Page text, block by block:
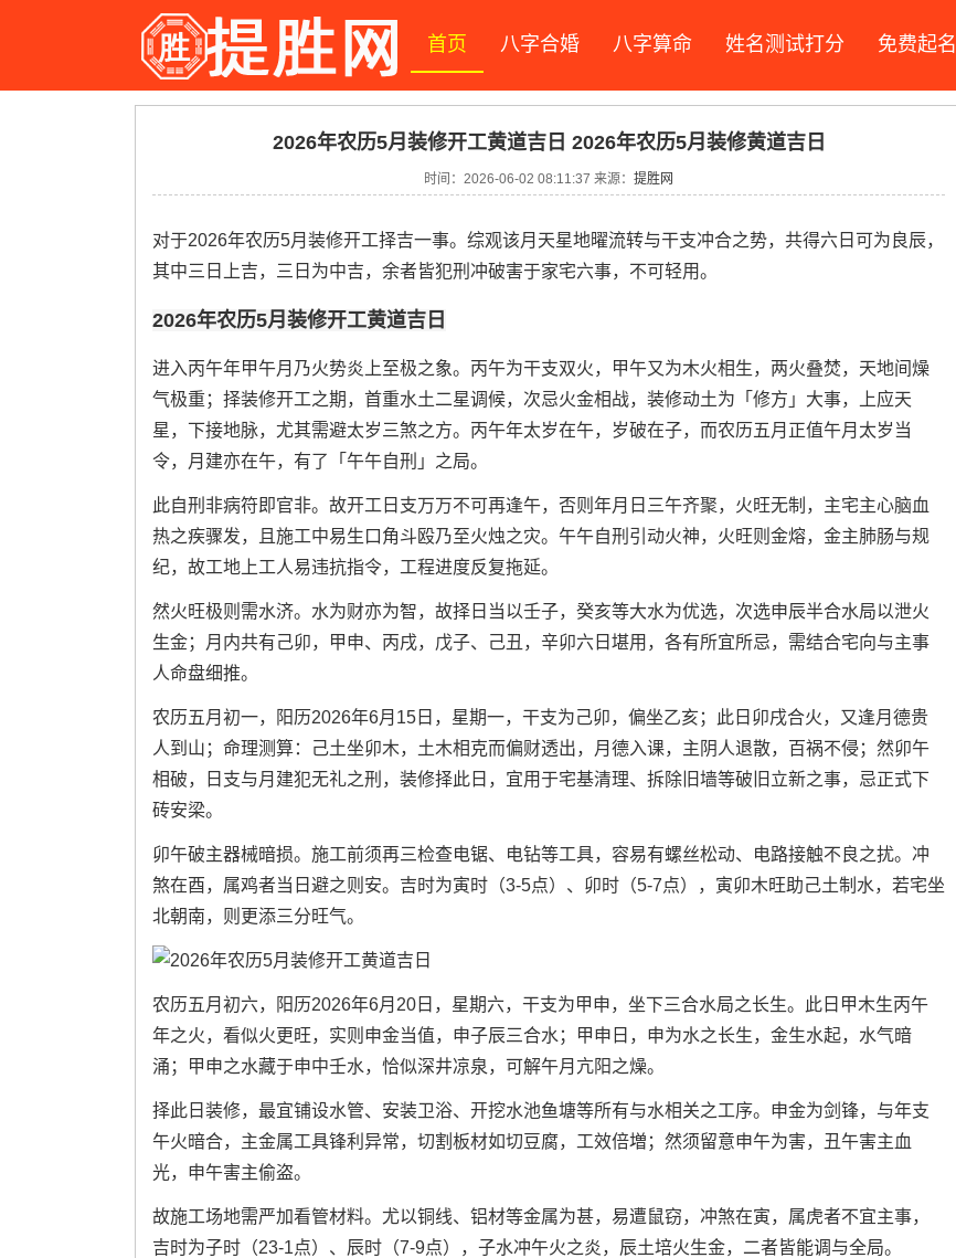
首页 八字合婚 八字算命 姓名测试打分 免费起名
2026年农历5月装修开工黄道吉日 2026年农历5月装修黄道吉日
时间：2026-06-02 08:11:37 来源： 提胜网
对于2026年农历5月装修开工择吉一事。综观该月天星地曜流转与干支冲合之势，共得六日可为良辰，
其中三日上吉，三日为中吉，余者皆犯刑冲破害于家宅六事，不可轻用。
2026年农历5月装修开工黄道吉日
进入丙午年甲午月乃火势炎上至极之象。丙午为干支双火，甲午又为木火相生，两火叠焚，天地间燥
气极重；择装修开工之期，首重水土二星调候，次忌火金相战，装修动土为「修方」大事，上应天
星，下接地脉，尤其需避太岁三煞之方。丙午年太岁在午，岁破在子，而农历五月正值午月太岁当
令，月建亦在午，有了「午午自刑」之局。
此自刑非病符即官非。故开工日支万万不可再逢午，否则年月日三午齐聚，火旺无制，主宅主心脑血
热之疾骤发，且施工中易生口角斗殴乃至火烛之灾。午午自刑引动火神，火旺则金熔，金主肺肠与规
纪，故工地上工人易违抗指令，工程进度反复拖延。
然火旺极则需水济。水为财亦为智，故择日当以壬子，癸亥等大水为优选，次选申辰半合水局以泄火
生金；月内共有己卯，甲申、丙戌，戊子、己丑，辛卯六日堪用，各有所宜所忌，需结合宅向与主事
人命盘细推。
农历五月初一，阳历2026年6月15日，星期一，干支为己卯，偏坐乙亥；此日卯戌合火，又逢月德贵
人到山；命理测算：己土坐卯木，土木相克而偏财透出，月德入课，主阴人退散，百祸不侵；然卯午
相破，日支与月建犯无礼之刑，装修择此日，宜用于宅基清理、拆除旧墙等破旧立新之事，忌正式下
砖安梁。
卯午破主器械暗损。施工前须再三检查电锯、电钻等工具，容易有螺丝松动、电路接触不良之扰。冲
煞在酉，属鸡者当日避之则安。吉时为寅时（3-5点）、卯时（5-7点），寅卯木旺助己土制水，若宅坐
北朝南，则更添三分旺气。
农历五月初六，阳历2026年6月20日，星期六，干支为甲申，坐下三合水局之长生。此日甲木生丙午
年之火，看似火更旺，实则申金当值，申子辰三合水；甲申日，申为水之长生，金生水起，水气暗
涌；甲申之水藏于申中壬水，恰似深井凉泉，可解午月亢阳之燥。
择此日装修，最宜铺设水管、安装卫浴、开挖水池鱼塘等所有与水相关之工序。申金为剑锋，与年支
午火暗合，主金属工具锋利异常，切割板材如切豆腐，工效倍増；然须留意申午为害，丑午害主血
光，申午害主偷盗。
故施工场地需严加看管材料。尤以铜线、铝材等金属为甚，易遭鼠窃，冲煞在寅，属虎者不宜主事，
吉时为子时（23-1点）、辰时（7-9点），子水冲午火之炎，辰土培火生金，二者皆能调与全局。